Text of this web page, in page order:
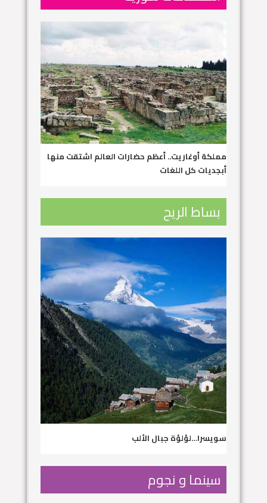
مملكة أوغاريت.. أعظم حضارات العالم اشتقت منها
أبجديات كل اللغات
بساط الريح
سويسرا…لؤلؤة جبال الألب
سينما و نجوم